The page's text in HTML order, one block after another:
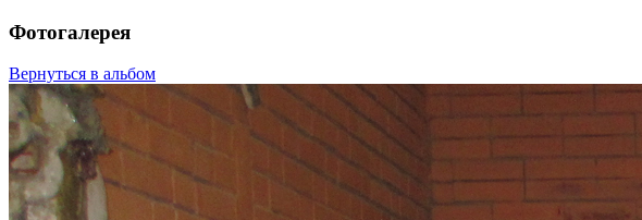
Фотогалерея
Вернуться в альбом